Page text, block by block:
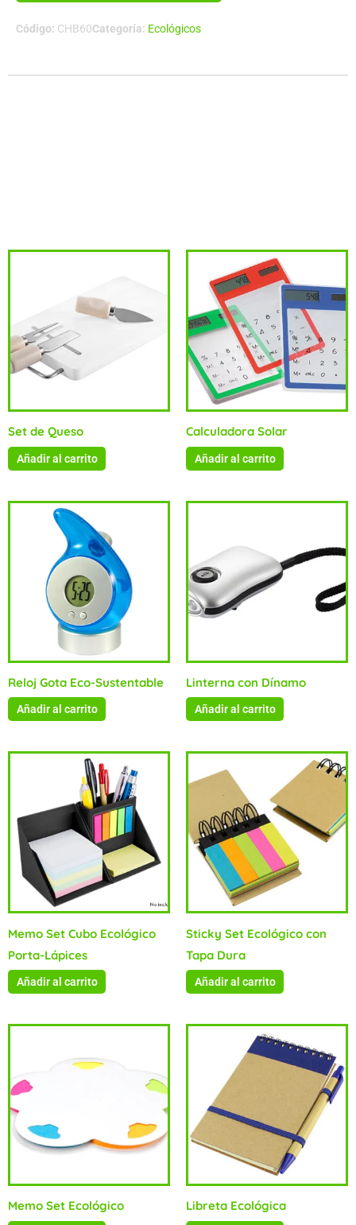
Código: CHB60Categoría: Ecológicos
Set de Queso
Añadir al carrito
Calculadora Solar
Añadir al carrito
Reloj Gota Eco-Sustentable
Añadir al carrito
Linterna con Dínamo
Añadir al carrito
Memo Set Cubo Ecológico
Porta-Lápices
Añadir al carrito
Sticky Set Ecológico con
Tapa Dura
Añadir al carrito
Memo Set Ecológico Libreta Ecológica